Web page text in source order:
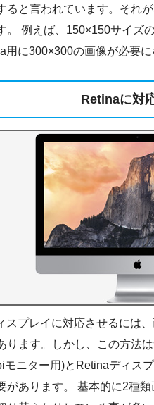
ると言われています。それ
。 例えば、150×150サイズ
用に300×300の画像が必要に
Retinaに対
スプレイに対応させるには
ります。しかし、この方法
モニター用)とRetinaディス
があります。 基本的に2種